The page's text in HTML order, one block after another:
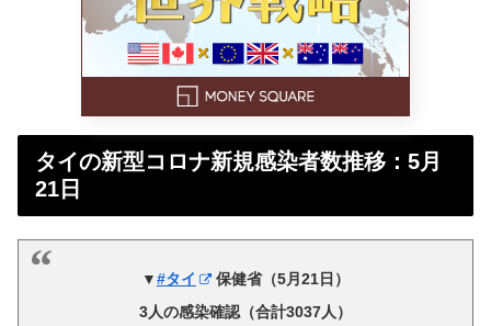
タイの新型コロナ新規感染者数推移：5月
21日
▼#タイ
保健省（5月21日）
3人の感染確認（合計3037人）